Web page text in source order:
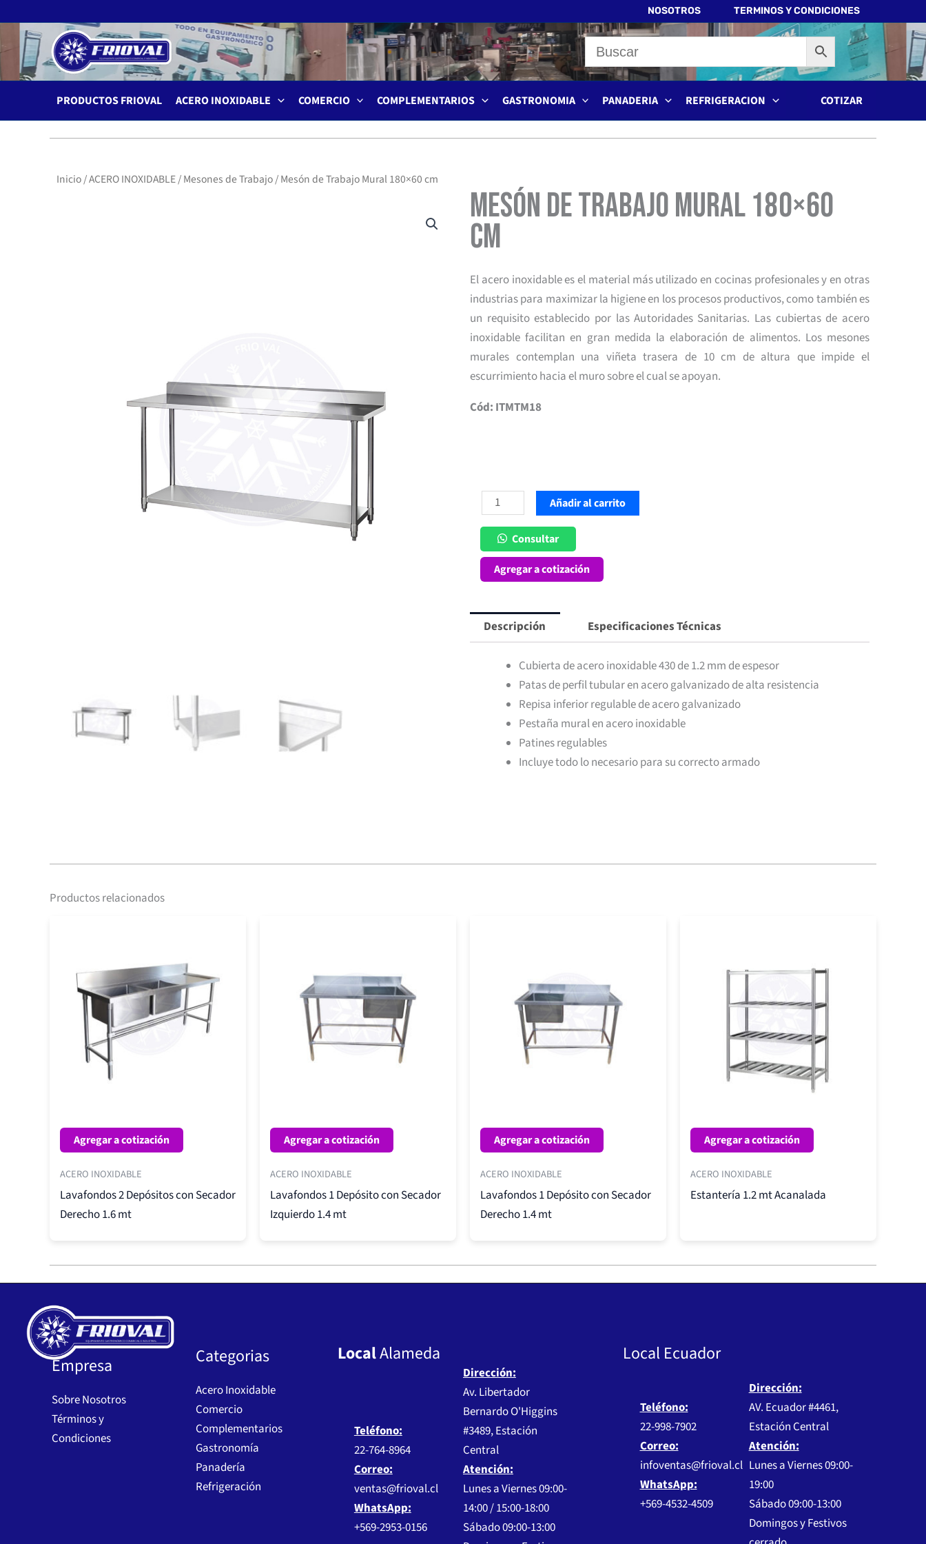
al
contenido
NOSOTROS TERMINOS Y CONDICIONES
PRODUCTOS FRIOVAL ACERO INOXIDABLE COMERCIO COMPLEMENTARIOS GASTRONOMIA PANADERIA REFRIGERACION COTIZAR
Inicio/ACERO INOXIDABLE/Mesones de Trabajo/ Mesón de Trabajo Mural 180×60 cm
Mesón de Trabajo Mural 180×60
cm
El acero inoxidable es el material más utilizado en cocinas profesionales y en otras
industrias para maximizar la higiene en los procesos productivos, como también es
un requisito establecido por las Autoridades Sanitarias. Las cubiertas de acero
inoxidable facilitan en gran medida la elaboración de alimentos. Los mesones
murales contemplan una viñeta trasera de 10 cm de altura que impide el
escurrimiento hacia el muro sobre el cual se apoyan.
Cód: ITMTM18
Mesón
de
Trabajo
Mural
180x60
cantidad
Añadir al carrito
Consultar
Agregar a cotización
Descripción Especificaciones Técnicas
Cubierta de acero inoxidable 430 de 1.2 mm de espesor
Patas de perfil tubular en acero galvanizado de alta resistencia
Repisa inferior regulable de acero galvanizado
Pestaña mural en acero inoxidable
Patines regulables
Incluye todo lo necesario para su correcto armado
Productos relacionados
Agregar a cotización
ACERO INOXIDABLE
Lavafondos 2 Depósitos con Secador
Derecho 1.6 mt
Agregar a cotización
ACERO INOXIDABLE
Lavafondos 1 Depósito con Secador
Izquierdo 1.4 mt
Agregar a cotización
ACERO INOXIDABLE
Lavafondos 1 Depósito con Secador
Derecho 1.4 mt
Agregar a cotización
ACERO INOXIDABLE
Estantería 1.2 mt Acanalada
Empresa
Sobre Nosotros
Términos y
Condiciones
Categorias
Acero Inoxidable
Comercio
Complementarios
Gastronomía
Panadería
Refrigeración
LocalAlameda
Teléfono:
22-764-8964
Dirección:
Av. Libertador
Bernardo O'Higgins
#3489, Estación
Central
Correo:
ventas@frioval.cl
WhatsApp:
+569-2953-0156
Atención:
Lunes a Viernes 09:00-
14:00 / 15:00-18:00
Sábado 09:00-13:00
Local Ecuador
Teléfono:
22-998-7902
Dirección:
AV. Ecuador #4461,
Estación Central
Correo:
infoventas@frioval.cl
WhatsApp:
+569-4532-4509
Atención:
Lunes a Viernes 09:00-
19:00
Sábado 09:00-13:00
Domingos y Festivos